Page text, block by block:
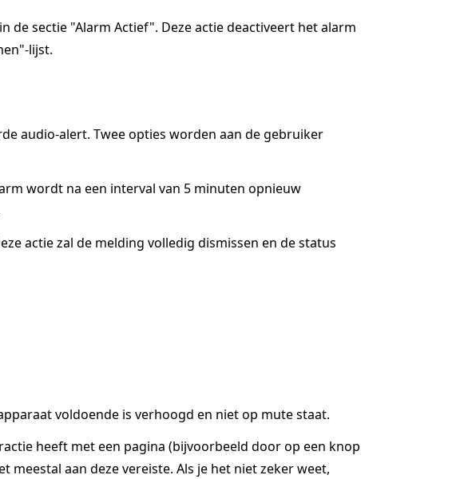
de sectie "Alarm Actief". Deze actie deactiveert het alarm
lijst.
audio-alert. Twee opties worden aan de gebruiker
wordt na een interval van 5 minuten opnieuw
actie zal de melding volledig dismissen en de status
voldoende is verhoogd en niet op mute staat.
heeft met een pagina (bijvoorbeeld door op een knop
aan deze vereiste. Als je het niet zeker weet,